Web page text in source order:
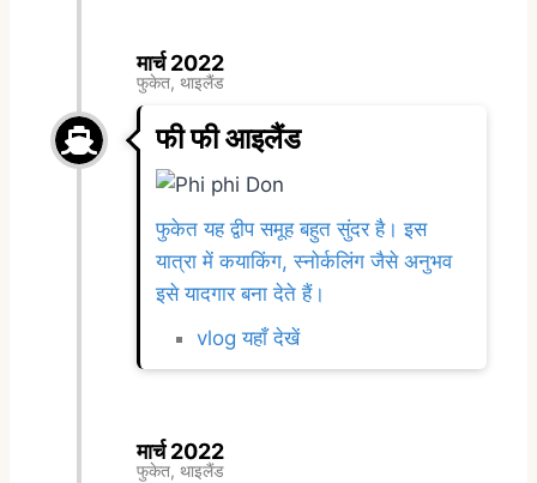
मार्च 2022
फुकेत, थाइलैंड
फी फी आइलैंड
फुकेत यह द्वीप समूह बहुत सुंदर है। इस
यात्रा में कयाकिंग, स्नोर्कलिंग जैसे अनुभव
इसे यादगार बना देते हैं।
vlog यहाँ देखें
मार्च 2022
फुकेत, थाइलैंड